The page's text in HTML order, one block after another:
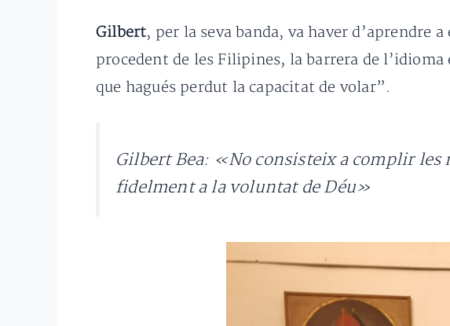
Gilbert, per la seva banda, va haver d’aprendre
procedent de les Filipines, la barrera de
que hagués perdut la capacitat de volar”.
Gilbert Bea: «No consisteix a complir les
fidelment a la voluntat de Déu»